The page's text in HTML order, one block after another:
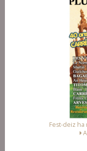
Fest-deiz